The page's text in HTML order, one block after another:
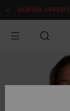
alle
prodotto
DOPPIA OFFERTA